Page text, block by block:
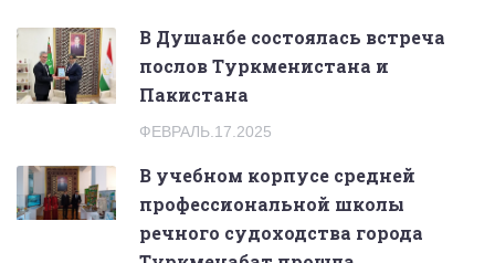
В Душанбе состоялась встреча
послов Туркменистана и
Пакистана
ФЕВРАЛЬ.17.2025
В учебном корпусе средней
профессиональной школы
речного судоходства города